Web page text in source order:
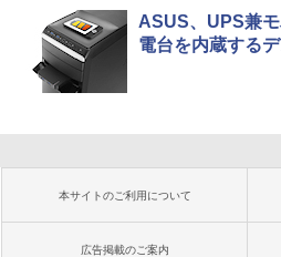
ASUS、UPS兼
電台を内蔵する
本サイトのご利用について
広告掲載のご案内